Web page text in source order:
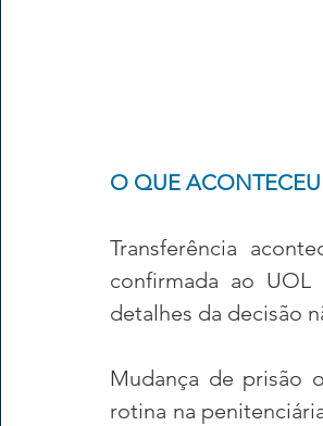
O QUE ACONTECEU
Transferência
confirmada ao UOL
detalhes da decisão
Mudança de prisão
rotina na